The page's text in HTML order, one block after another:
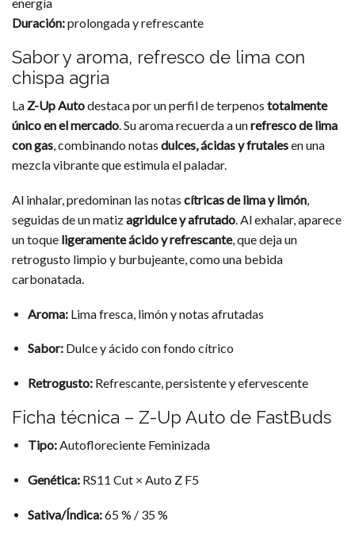
Duración:prolongada y refrescante
Sabor y aroma, refresco de lima con
chispa agria
LaZ-Up Autodestaca por un perfil de terpenos totalmente
único en el mercado. Su aroma recuerda a unrefresco de lima
con gas, combinando notas dulces, ácidas y frutalesen una
mezcla vibrante que estimula el paladar.
Al inhalar, predominan las notas cítricas de lima y limón,
seguidas de un matizagridulce y afrutado. Al exhalar, aparece
un toque ligeramente ácido y refrescante, que deja un
retrogusto limpio y burbujeante, como una bebida
carbonatada.
Aroma: Lima fresca, limón y notas afrutadas
Sabor: Dulce y ácido con fondo cítrico
Retrogusto: Refrescante, persistente y efervescente
Ficha técnica – Z-Up Auto de FastBuds
Tipo:Autofloreciente Feminizada
Genética: RS11 Cut × Auto Z F5
Sativa/Índica:65 % / 35 %